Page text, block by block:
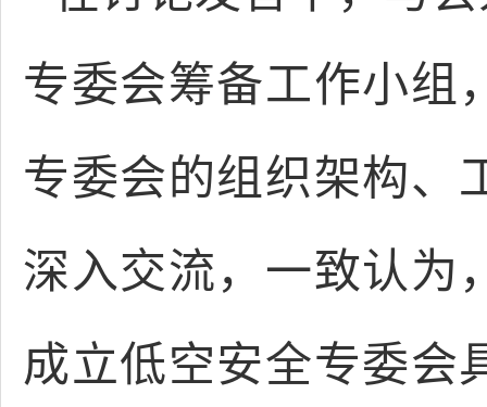
专委会筹备工作小组
专委会的组织架构、
深入交流，一致认为
成立低空安全专委会